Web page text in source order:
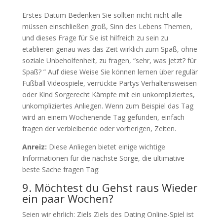
Erstes Datum Bedenken Sie sollten nicht nicht alle
müssen einschließen groß, Sinn des Lebens Themen,
und dieses Frage für Sie ist hilfreich zu sein zu
etablieren genau was das Zeit wirklich zum Spaß, ohne
soziale Unbeholfenheit, zu fragen, “sehr, was jetzt? für
Spaß? ” Auf diese Weise Sie können lernen über regulär
Fußball Videospiele, verrückte Partys Verhaltensweisen
oder Kind Sorgerecht Kämpfe mit ein unkompliziertes,
unkompliziertes Anliegen. Wenn zum Beispiel das Tag
wird an einem Wochenende Tag gefunden, einfach
fragen der verbleibende oder vorherigen, Zeiten.
Anreiz: Diese Anliegen bietet einige wichtige
Informationen für die nächste Sorge, die ultimative
beste Sache fragen Tag:
9. Möchtest du Gehst raus Wieder
ein paar Wochen?
Seien wir ehrlich: Ziels Ziels des Dating Online-Spiel ist